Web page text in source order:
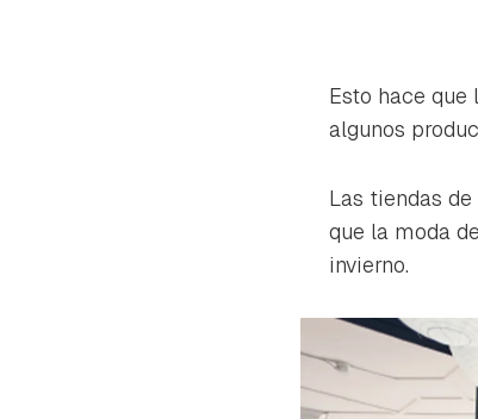
Esto hace que
algunos
Las tiendas
que la moda
invierno.